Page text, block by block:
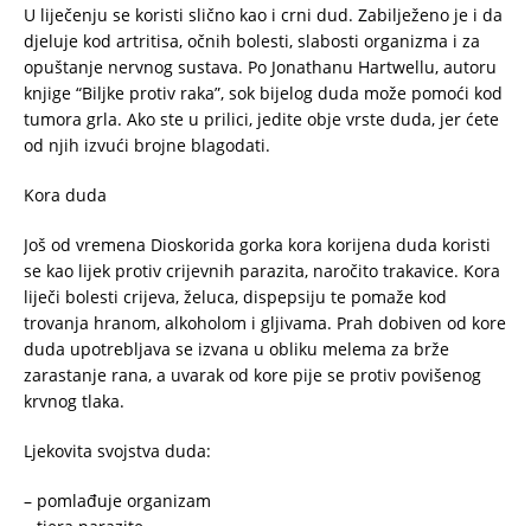
U liječenju se koristi slično kao i crni dud. Zabilježeno je i da
djeluje kod artritisa, očnih bolesti, slabosti organizma i za
opuštanje nervnog sustava. Po Jonathanu Hartwellu, autoru
knjige “Biljke protiv raka”, sok bijelog duda može pomoći kod
tumora grla. Ako ste u prilici, jedite obje vrste duda, jer ćete
od njih izvući brojne blagodati.
Kora duda
Još od vremena Dioskorida gorka kora korijena duda koristi
se kao lijek protiv crijevnih parazita, naročito trakavice. Kora
liječi bolesti crijeva, želuca, dispepsiju te pomaže kod
trovanja hranom, alkoholom i gljivama. Prah dobiven od kore
duda upotrebljava se izvana u obliku melema za brže
zarastanje rana, a uvarak od kore pije se protiv povišenog
krvnog tlaka.
Ljekovita svojstva duda:
– pomlađuje organizam